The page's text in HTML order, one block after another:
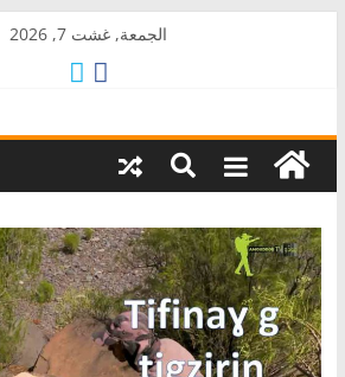
الجمعة, غشت 7, 2026
AkalPress
منبر
المغرب